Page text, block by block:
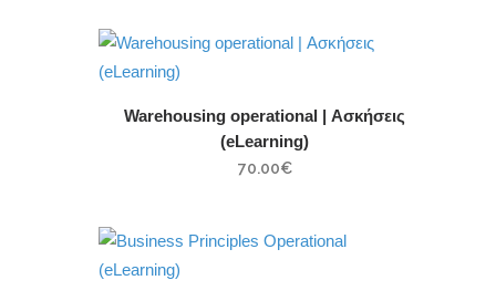
Warehousing operational | Ασκήσεις
(eLearning)
70.00€